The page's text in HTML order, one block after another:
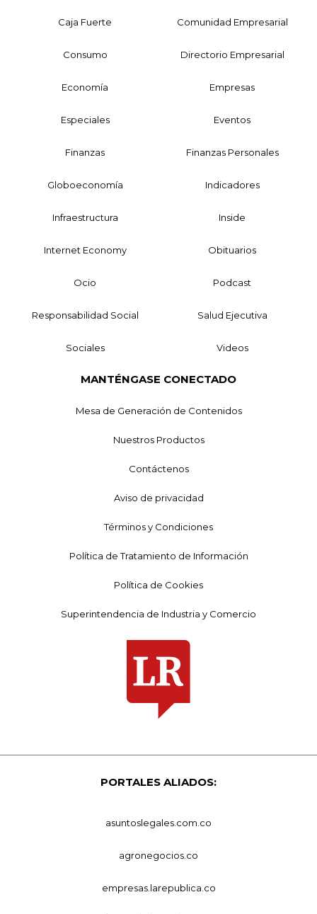
Caja Fuerte Comunidad Empresarial
Consumo Directorio Empresarial
Economía Empresas
Especiales Eventos
Finanzas Finanzas Personales
Globoeconomía Indicadores
Infraestructura Inside
Internet Economy Obituarios
Ocio Podcast
Responsabilidad Social Salud Ejecutiva
Sociales Videos
MANTÉNGASE CONECTADO
Mesa de Generación de Contenidos
Nuestros Productos
Contáctenos
Aviso de privacidad
Términos y Condiciones
Política de Tratamiento de Información
Política de Cookies
Superintendencia de Industria y Comercio
PORTALES ALIADOS:
asuntoslegales.com.co
agronegocios.co
empresas.larepublica.co